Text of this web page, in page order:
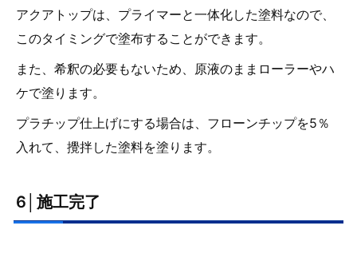
アクアトップは、プライマーと一体化した塗料なので、
このタイミングで塗布することができます。
また、希釈の必要もないため、原液のままローラーやハ
ケで塗ります。
プラチップ仕上げにする場合は、フローンチップを5％
入れて、攪拌した塗料を塗ります。
6│施工完了